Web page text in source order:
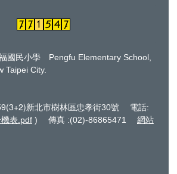
國民小學 Pengfu Elementary School,
New Taipei City.
新北市樹林區忠孝街30號 電話:
表.pdf ) 傳真 :(02)-86865471 網站